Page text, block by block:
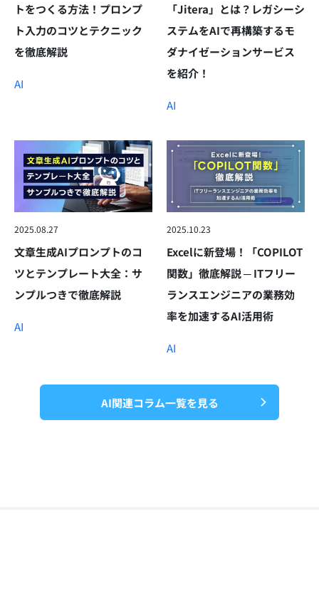
トをつくる方法！プロンプ
ト入力のコツとテクニック
を徹底解説
AI
「Jitera」とは？レガシーシ
ステムをAIで再構築するモ
ダナイゼーションサービス
を紹介！
AI
2025.08.27
文章生成AIプロンプトのコ
ツとテンプレート大全：サ
ンプルつきで徹底解説
AI
2025.10.23
Excelに新登場！「COPILOT
関数」徹底解説 ─ ITフリー
ランスエンジニアの業務効
率を加速するAI活用術
AI
AI関連コラム一覧を見る